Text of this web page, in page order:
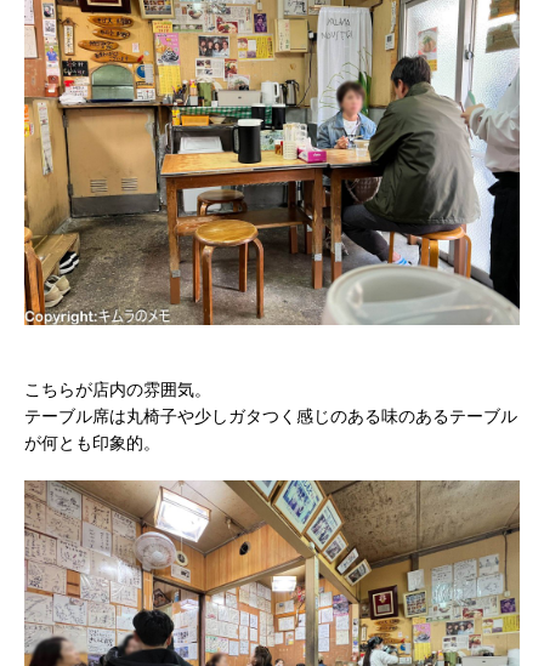
こちらが店内の雰囲気。
テーブル席は丸椅子や少しガタつく感じのある味のあるテーブル
が何とも印象的。